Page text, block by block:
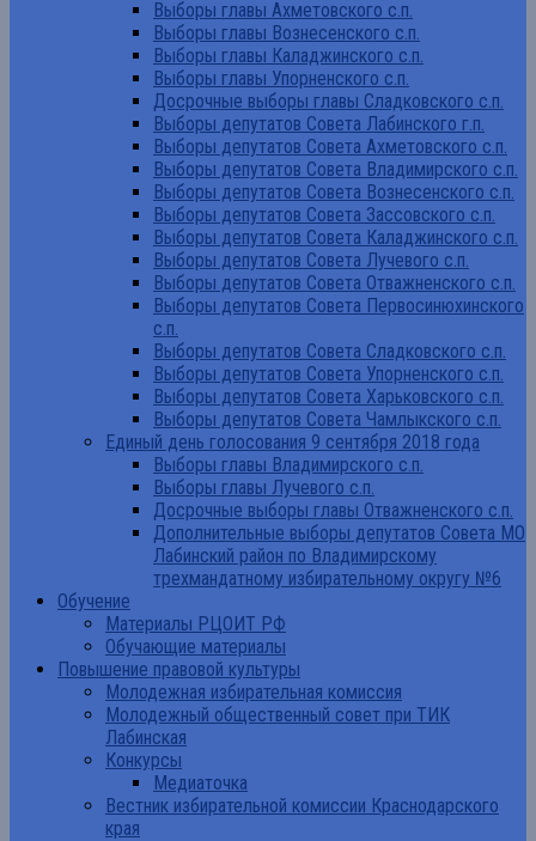
Выборы главы Ахметовского с.п.
Выборы главы Вознесенского с.п.
Выборы главы Каладжинского с.п.
Выборы главы Упорненского с.п.
Досрочные выборы главы Сладковского с.п.
Выборы депутатов Совета Лабинского г.п.
Выборы депутатов Совета Ахметовского с.п.
Выборы депутатов Совета Владимирского с.п.
Выборы депутатов Совета Вознесенского с.п.
Выборы депутатов Совета Зассовского с.п.
Выборы депутатов Совета Каладжинского с.п.
Выборы депутатов Совета Лучевого с.п.
Выборы депутатов Совета Отважненского с.п.
Выборы депутатов Совета Первосинюхинского
с.п.
Выборы депутатов Совета Сладковского с.п.
Выборы депутатов Совета Упорненского с.п.
Выборы депутатов Совета Харьковского с.п.
Выборы депутатов Совета Чамлыкского с.п.
Единый день голосования 9 сентября 2018 года
Выборы главы Владимирского с.п.
Выборы главы Лучевого с.п.
Досрочные выборы главы Отважненского с.п.
Дополнительные выборы депутатов Совета МО
Лабинский район по Владимирскому
трехмандатному избирательному округу №6
Обучение
Материалы РЦОИТ РФ
Обучающие материалы
Повышение правовой культуры
Молодежная избирательная комиссия
Молодежный общественный совет при ТИК
Лабинская
Конкурсы
Медиаточка
Вестник избирательной комиссии Краснодарского
края